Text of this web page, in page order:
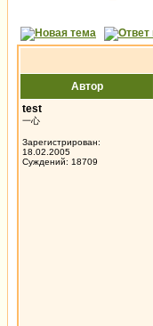
Автор
test
一心
Зарегистрирован:
18.02.2005
Суждений: 18709